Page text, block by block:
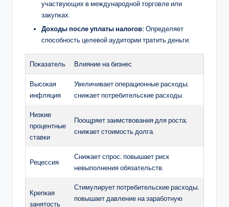
участвующих в международной торговле или
закупках.
Доходы после уплаты налогов: Определяет
способность целевой аудитории тратить деньги.
Показатель Влияние на бизнес
Высокая
инфляция
Увеличивает операционные расходы;
снижает потребительские расходы.
Низкие
процентные
ставки
Поощряет заимствования для роста;
снижает стоимость долга.
Рецессия
Снижает спрос; повышает риск
невыполнения обязательств.
Крепкая
занятость
Стимулирует потребительские расходы;
повышает давление на заработную